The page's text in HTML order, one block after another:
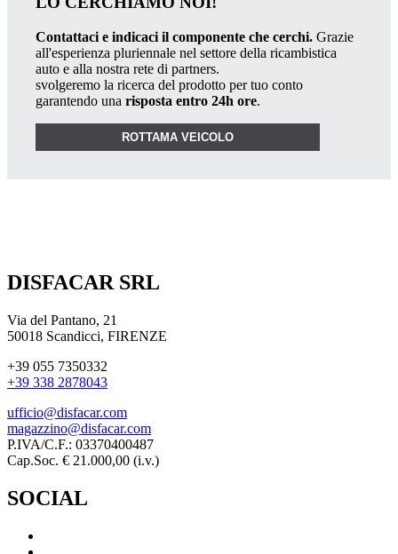
Contattaci e indicaci il componente che cerchi. Grazie
all'esperienza pluriennale nel settore della ricambistica
auto e alla nostra rete di partners.
svolgeremo la ricerca del prodotto per tuo conto
garantendo una risposta entro 24h ore.
ROTTAMA VEICOLO
DISFACAR SRL
Via del Pantano, 21
50018 Scandicci, FIRENZE
+39 055 7350332
+39 338 2878043
ufficio@disfacar.com
magazzino@disfacar.com
P.IVA/C.F.: 03370400487
Cap.Soc. € 21.000,00 (i.v.)
SOCIAL